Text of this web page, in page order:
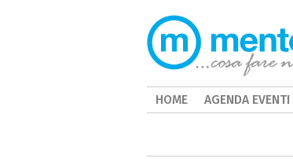
HOME AGENDA EVENTI